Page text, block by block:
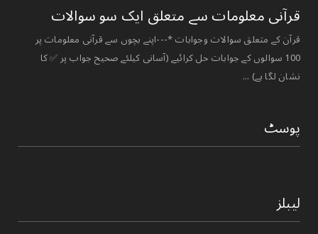
قرآنی ‏معلومات ‏سے ‏متعلق ‏ایک ‏سو ‏سوالات ‏
قرآن کے متعلق سوالات وجوابات *---اپنے بچوں سے قرآنی معلومات پر
100 سوالوں کے جوابات حل کرائیے (آسانی کیلئے صحیح جواب پر ✅ کا
نشان لگا ہے) ...
پوسٹ
لیبلز